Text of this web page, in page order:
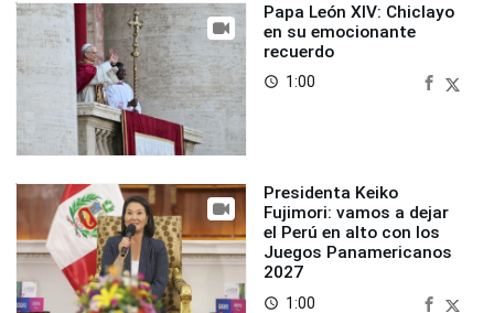
Papa León XIV: Chiclayo
en su emocionante
recuerdo
access_time 1:00
Presidenta Keiko
Fujimori: vamos a dejar
el Perú en alto con los
Juegos Panamericanos
2027
access_time 1:00